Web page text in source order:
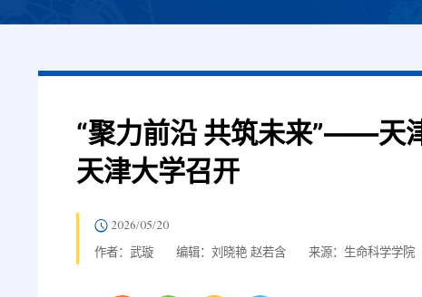
“聚力前沿 共筑未来”——天
天津大学召开
2026/05/20
作者：武璇 编辑：刘晓艳 赵若含 来源：生命科学学院